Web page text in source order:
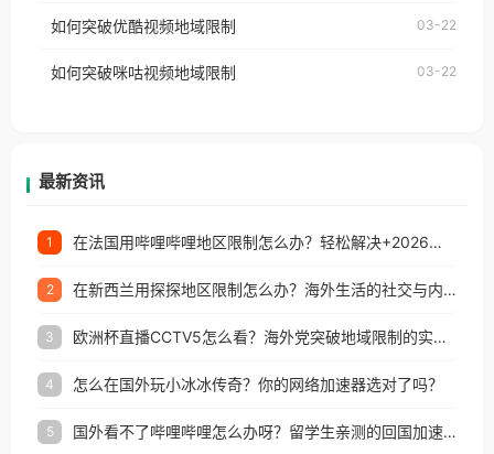
权限制所困扰。
制问题，且仅能在中国大陆地区播放。 遇到这个问题
户收听网易云音乐地区版权限制」的问题，无论人在
如何突破优酷视频地域限制 03-22
如何突破咪咕视频地域限制 03-22
最新资讯
1 在法国用哔哩哔哩地区限制怎么办？轻松解决+2026世界杯看球攻略
2 在新西兰用探探地区限制怎么办？海外生活的社交与内容之困
3 欧洲杯直播CCTV5怎么看？海外党突破地域限制的实用指南
4 怎么在国外玩小冰冰传奇？你的网络加速器选对了吗？
5 国外看不了哔哩哔哩怎么办呀？留学生亲测的回国加速全攻略（含酷我音乐渤海银行解决方法）